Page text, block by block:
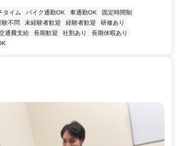
タイム バイク通勤OK 車通勤OK
固定時間制
験不問 未経験者歓迎 経験者歓迎
研修あり
通費支給 長期歓迎 社割あり
長期休暇あり